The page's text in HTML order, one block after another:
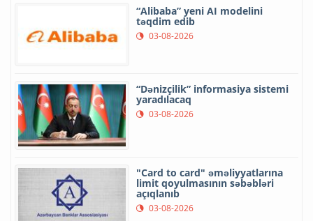
“Alibaba” yeni AI modelini
təqdim edib
03-08-2026
“Dənizçilik” informasiya sistemi
yaradılacaq
03-08-2026
"Card to card" əməliyyatlarına
limit qoyulmasının səbəbləri
açıqlanıb
03-08-2026